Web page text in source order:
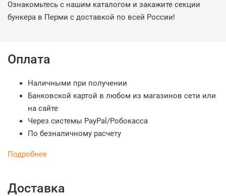
Ознакомьтесь с нашим каталогом и закажите секции
бункера в Перми с доставкой по всей России!
Оплата
Наличными при получении
Банковской картой в любом из магазинов сети или
на сайте
Через системы PayPal/Робокасса
По безналичному расчету
Подробнее
Доставка